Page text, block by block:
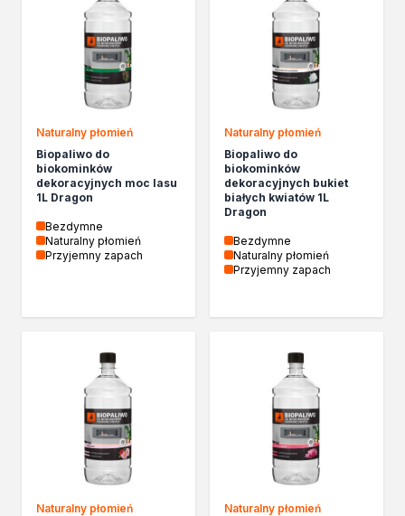
Kleje montażowe
Kleje naprawcze
Kleje specjalistyczne
Kleje do drewna
Kleje do podłóg
Akryle
Silikony
Piany
Pozostałe
Czyszczenie i rozcieńczanie
Rozcieńczalniki ogólnego stosowania
Rozcieńczalniki specjalistyczne
Chemia gospodarcza
Środki czyszczące
Ochrona i dekoracja
Lakierobejce
Farby w aerozolu
Impregnaty dekoracyjny do drewna
Żywica epoksydowa
Naturalny płomień
Biopaliwo do
biokominków
dekoracyjnych moc lasu
1L Dragon
Bezdymne
Naturalny płomień
Przyjemny zapach
Naturalny płomień
Biopaliwo do
biokominków
dekoracyjnych bukiet
białych kwiatów 1L
Dragon
Bezdymne
Naturalny płomień
Przyjemny zapach
Naturalny płomień
Naturalny płomień